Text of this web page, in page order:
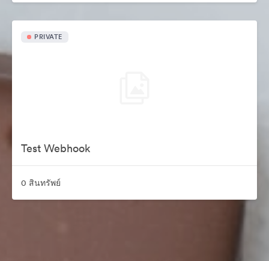
PRIVATE
Test Webhook
0 สินทรัพย์